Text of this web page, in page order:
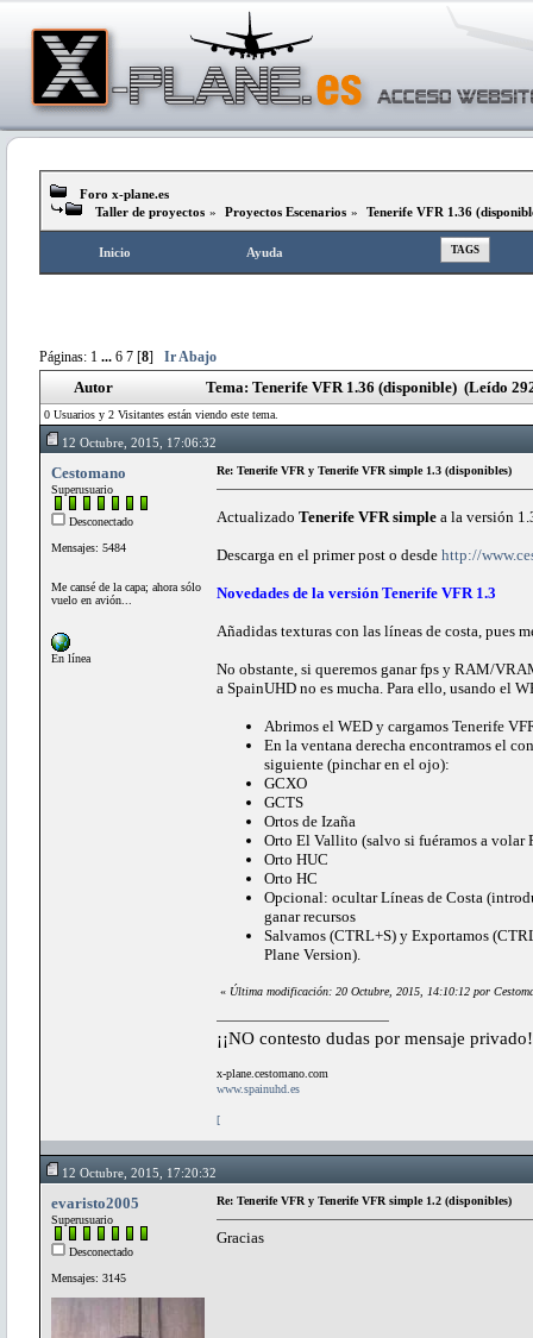
Foro x-plane.es
Taller de proyectos » Proyectos Escenarios » Tenerife VFR 1.36
Inicio Ayuda TAGS
Páginas: 1 ... 6 7 [8] Ir Abajo
Autor Tema: Tenerife VFR 1.36 (disponible) (Leído
0 Usuarios y 2 Visitantes están viendo este tema.
12 Octubre, 2015, 17:06:32
Cestomano
Superusuario
Desconectado
Mensajes: 5484
Me cansé de la capa; ahora sólo
vuelo en avión...
En línea
Re: Tenerife VFR y Tenerife VFR simple 1.3 (disponibles)
Actualizado Tenerife VFR simple a la versión
Descarga en el primer post o desde http://
Novedades de la versión Tenerife VFR 1.3
Añadidas texturas con las líneas de costa, pues
No obstante, si queremos ganar fps y RAM/
a SpainUHD no es mucha. Para ello, usando el
Abrimos el WED y cargamos Tenerife
En la ventana derecha encontramos el
siguiente (pinchar en el ojo):
GCXO
GCTS
Ortos de Izaña
Orto El Vallito (salvo si fuéramos a volar
Orto HUC
Orto HC
Opcional: ocultar Líneas de Costa
ganar recursos
Salvamos (CTRL+S) y Exportamos
Plane Version).
« Última modificación: 20 Octubre, 2015, 14:10:12 por
¡¡NO contesto dudas por mensaje
x-plane.cestomano.com
www.spainuhd.es
[
12 Octubre, 2015, 17:20:32
evaristo2005
Superusuario
Desconectado
Mensajes: 3145
Re: Tenerife VFR y Tenerife VFR simple 1.2 (disponibles)
Gracias